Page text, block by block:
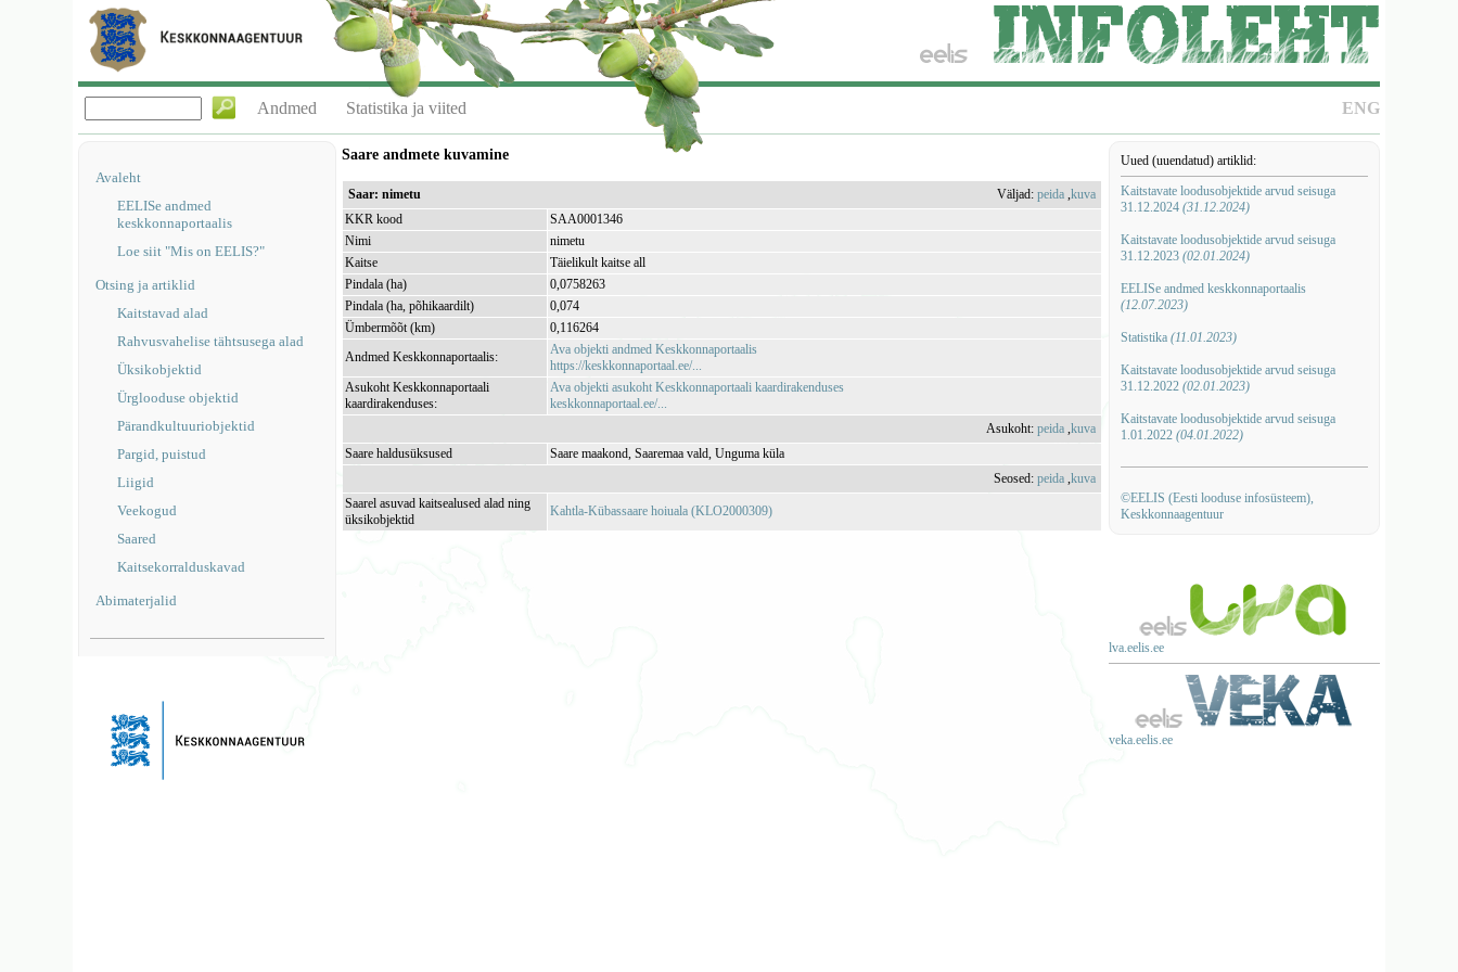
ENG
Andmed Statistika ja viited
Avaleht
EELISe andmed
keskkonnaportaalis
Loe siit "Mis on EELIS?"
Otsing ja artiklid
Kaitstavad alad
Rahvusvahelise tähtsusega alad
Üksikobjektid
Ürglooduse objektid
Pärandkultuuriobjektid
Pargid, puistud
Liigid
Veekogud
Saared
Kaitsekorralduskavad
Abimaterjalid
Uued (uuendatud) artiklid:
Kaitstavate loodusobjektide arvud seisuga
31.12.2024 (31.12.2024)
Kaitstavate loodusobjektide arvud seisuga
31.12.2023 (02.01.2024)
EELISe andmed keskkonnaportaalis
(12.07.2023)
Statistika (11.01.2023)
Kaitstavate loodusobjektide arvud seisuga
31.12.2022 (02.01.2023)
Kaitstavate loodusobjektide arvud seisuga
1.01.2022 (04.01.2022)
©EELIS (Eesti looduse infosüsteem),
Keskkonnaagentuur
lva.eelis.ee
veka.eelis.ee
Saare andmete kuvamine
Saar: nimetu Väljad:peida ,kuva
KKR kood
SAA0001346
Nimi
nimetu
Kaitse
Täielikult kaitse all
Pindala (ha)
0,0758263
Pindala (ha, põhikaardilt)
0,074
Ümbermõõt (km)
0,116264
Andmed Keskkonnaportaalis:
Ava objekti andmed Keskkonnaportaalis
https://keskkonnaportaal.ee/...
Asukoht Keskkonnaportaali
kaardirakenduses:
Ava objekti asukoht Keskkonnaportaali kaardirakenduses
keskkonnaportaal.ee/...
Asukoht:peida ,kuva
Saare haldusüksused
Saare maakond, Saaremaa vald, Unguma küla
Seosed:peida ,kuva
Saarel asuvad kaitsealused alad ning
üksikobjektid
Kahtla-Kübassaare hoiuala (KLO2000309)